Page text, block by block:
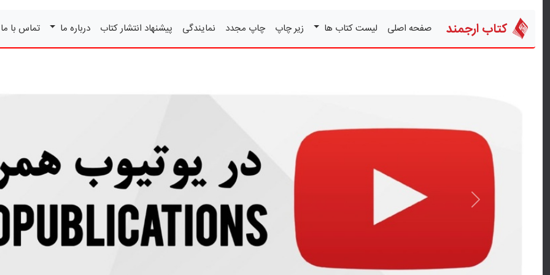
کتاب ارجمند صفحه اصلی لیست کتاب ها زیر چاپ چاپ مجدد نمایندگی پیشنهاد انتشار کتاب درباره ما تماس با
قبلی